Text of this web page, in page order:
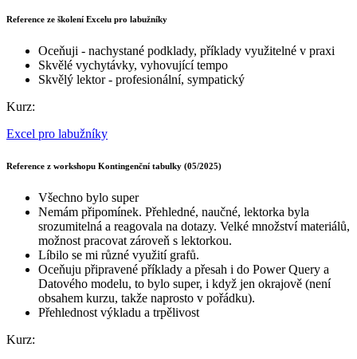
Reference ze školení Excelu pro labužníky
Oceňuji - nachystané podklady, příklady využitelné v praxi
Skvělé vychytávky, vyhovující tempo
Skvělý lektor - profesionální, sympatický
Kurz:
Excel pro labužníky
Reference z workshopu Kontingenční tabulky (05/2025)
Všechno bylo super
Nemám připomínek. Přehledné, naučné, lektorka byla
srozumitelná a reagovala na dotazy. Velké množství materiálů,
možnost pracovat zároveň s lektorkou.
Líbilo se mi různé využití grafů.
Oceňuju připravené příklady a přesah i do Power Query a
Datového modelu, to bylo super, i když jen okrajově (není
obsahem kurzu, takže naprosto v pořádku).
Přehlednost výkladu a trpělivost
Kurz: